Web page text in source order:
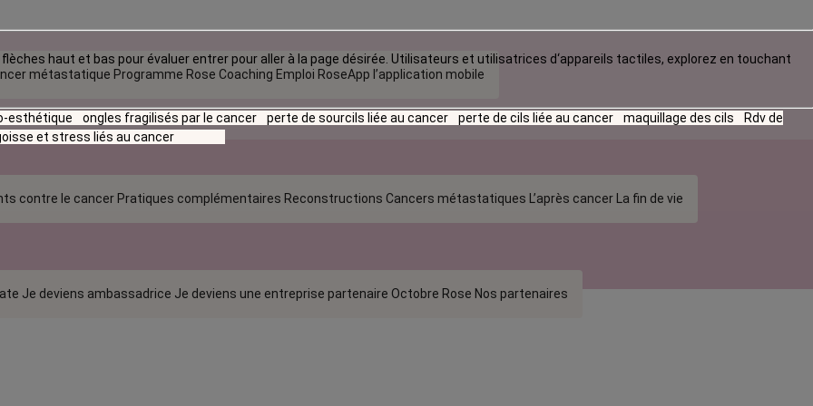
métastatique Programme Rose Coaching Emploi RoseApp l’application mobile
contre le cancer Pratiques complémentaires Reconstructions Cancers métastatiques L’après cancer La fin de vie
Je deviens ambassadrice Je deviens une entreprise partenaire Octobre Rose Nos partenaires
haut et bas pour évaluer entrer pour aller à la page désirée. Utilisateurs et utilisatrices d‘appareils tactiles, explorez en touchant
esthétique ongles fragilisés par le cancer perte de sourcils liée au cancer perte de cils liée au cancer maquillage des cils
Rdv de
et stress liés au cancer